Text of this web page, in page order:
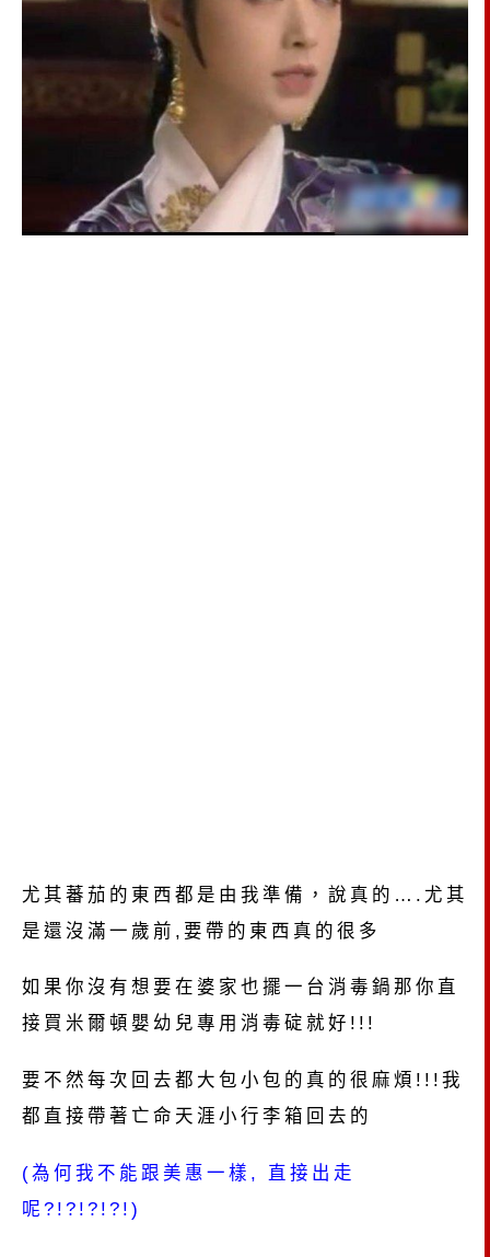
尤其蕃茄的東西都是由我準備，說真的….尤其
是還沒滿一歲前,要帶的東西真的很多
如果你沒有想要在婆家也擺一台消毒鍋那你直
接買米爾頓嬰幼兒專用消毒碇就好!!!
要不然每次回去都大包小包的真的很麻煩!!!我
都直接帶著亡命天涯小行李箱回去的
(為何我不能跟美惠一樣, 直接出走
呢?!?!?!?!)